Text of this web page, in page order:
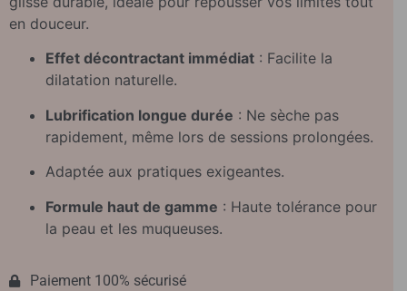
en douceur.
Effet décontractant immédiat : Facilite la
dilatation naturelle.
Lubrification longue durée : Ne sèche pas
rapidement, même lors de sessions prolongées.
Adaptée aux pratiques exigeantes.
Formule haut de gamme : Haute tolérance pour
la peau et les muqueuses.
Paiement 100% sécurisé